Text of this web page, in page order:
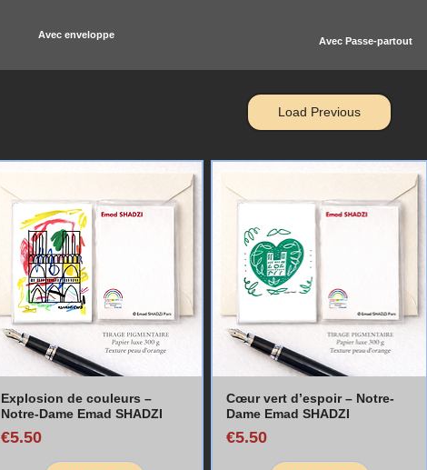
Avec enveloppe
Avec Passe-partout
Load Previous
Explosion de couleurs –
Notre-Dame Emad SHADZI
Price
€5.50
Cœur vert d’espoir – Notre-
Dame Emad SHADZI
Price
€5.50